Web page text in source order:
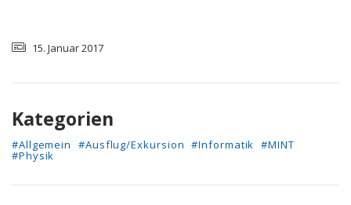
15. Januar 2017
Kategorien
#Allgemein #Ausflug/Exkursion #Informatik #MINT
#Physik